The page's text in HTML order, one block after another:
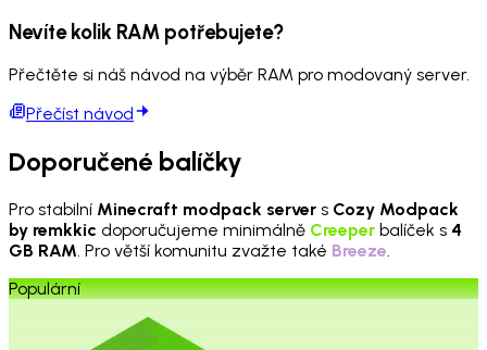
Nevíte kolik RAM potřebujete?
Přečtěte si náš návod na výběr RAM pro modovaný server.
Přečíst návod
Doporučené balíčky
Pro stabilní Minecraft modpack server s Cozy Modpack
by remkkic doporučujeme minimálně Creeper balíček s 4
GB RAM. Pro větší komunitu zvažte také Breeze.
Populární